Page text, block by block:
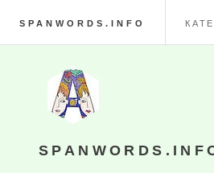
SPANWORDS.INFO